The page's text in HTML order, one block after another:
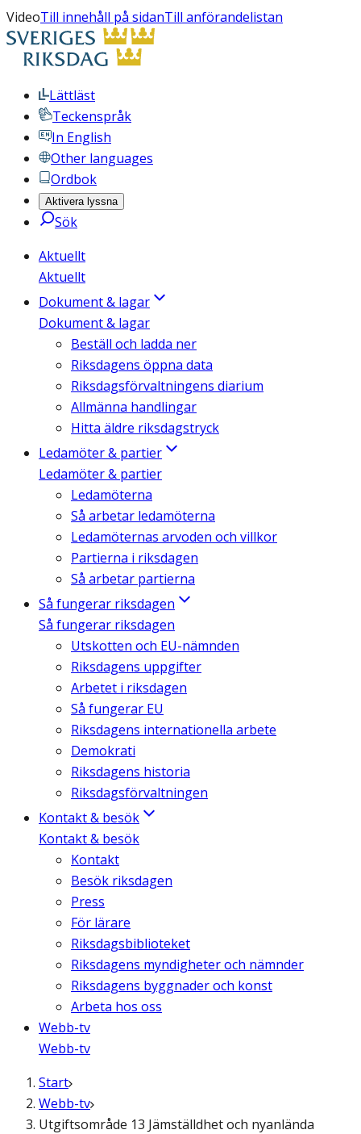
VideoTill innehåll på sidanTill anförandelistan
Lättläst
Teckenspråk
In English
Other languages
Ordbok
Aktivera lyssna
Sök
Aktuellt
Aktuellt
Dokument & lagar
Dokument & lagar
Beställ och ladda ner
Riksdagens öppna data
Riksdagsförvaltningens diarium
Allmänna handlingar
Hitta äldre riksdagstryck
Ledamöter & partier
Ledamöter & partier
Ledamöterna
Så arbetar ledamöterna
Ledamöternas arvoden och villkor
Partierna i riksdagen
Så arbetar partierna
Så fungerar riksdagen
Så fungerar riksdagen
Utskotten och EU-nämnden
Riksdagens uppgifter
Arbetet i riksdagen
Så fungerar EU
Riksdagens internationella arbete
Demokrati
Riksdagens historia
Riksdagsförvaltningen
Kontakt & besök
Kontakt & besök
Kontakt
Besök riksdagen
Press
För lärare
Riksdagsbiblioteket
Riksdagens myndigheter och nämnder
Riksdagens byggnader och konst
Arbeta hos oss
Webb-tv
Webb-tv
Start
Webb-tv
Utgiftsområde 13 Jämställdhet och nyanlända